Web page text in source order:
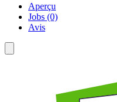
Aperçu
Jobs (0)
Avis